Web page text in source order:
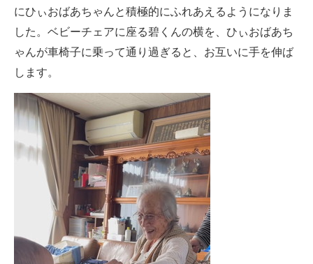
にひぃおばあちゃんと積極的にふれあえるようになりま
した。ベビーチェアに座る碧くんの横を、ひぃおばあち
ゃんが車椅子に乗って通り過ぎると、お互いに手を伸ば
します。